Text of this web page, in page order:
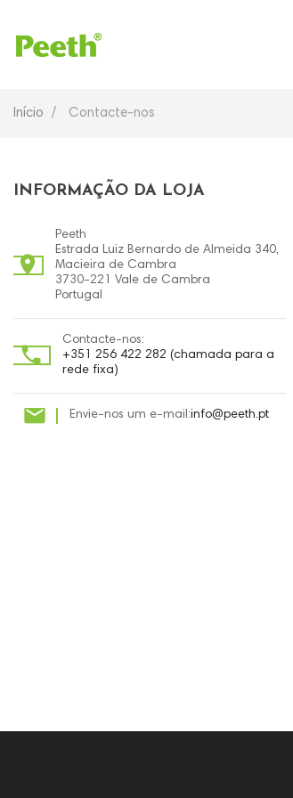
Início Contacte-nos
INFORMAÇÃO DA LOJA

Peeth
Estrada Luiz Bernardo de Almeida 340,
Macieira de Cambra
3730-221 Vale de Cambra
Portugal

Contacte-nos:
+351 256 422 282 (chamada para a
rede fixa)
 Envie-nos um e-mail:info@peeth.pt